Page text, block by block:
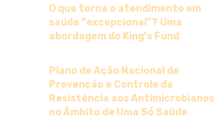
O que torna o atendimento em
saúde “excepcional”? Uma
abordagem do King’s Fund
Plano de Ação Nacional de
Prevenção e Controle da
Resistência aos Antimicrobianos
no Âmbito de Uma Só Saúde